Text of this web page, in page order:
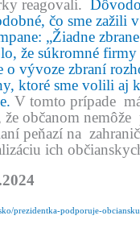
reagovali.
čo sme zažili
„Žiadne
že súkromné firmy
o vývoze zbraní
ktoré sme volili aj
V tomto prípade
občanom nemôže
peňazí na
ich
prezidentka-podporuje-